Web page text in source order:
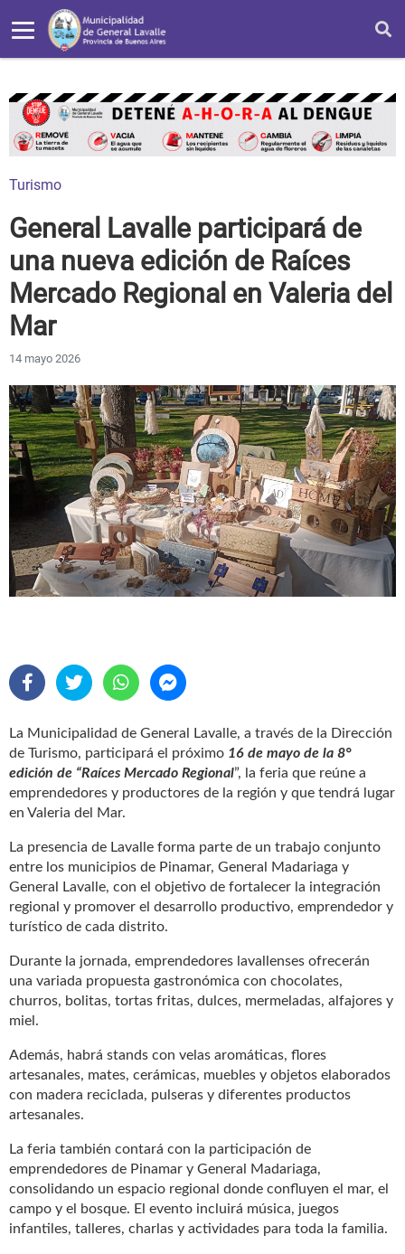
Turismo
General Lavalle participará de
una nueva edición de Raíces
Mercado Regional en Valeria del
Mar
14 mayo 2026
La Municipalidad de General Lavalle, a través de la Dirección
de Turismo, participará el próximo 16 de mayo de la 8°
edición de “Raíces Mercado Regional”, la feria que reúne a
emprendedores y productores de la región y que tendrá lugar
en Valeria del Mar.
La presencia de Lavalle forma parte de un trabajo conjunto
entre los municipios de Pinamar, General Madariaga y
General Lavalle, con el objetivo de fortalecer la integración
regional y promover el desarrollo productivo, emprendedor y
turístico de cada distrito.
Durante la jornada, emprendedores lavallenses ofrecerán
una variada propuesta gastronómica con chocolates,
churros, bolitas, tortas fritas, dulces, mermeladas, alfajores y
miel.
Además, habrá stands con velas aromáticas, flores
artesanales, mates, cerámicas, muebles y objetos elaborados
con madera reciclada, pulseras y diferentes productos
artesanales.
La feria también contará con la participación de
emprendedores de Pinamar y General Madariaga,
consolidando un espacio regional donde confluyen el mar, el
campo y el bosque. El evento incluirá música, juegos
infantiles, talleres, charlas y actividades para toda la familia.